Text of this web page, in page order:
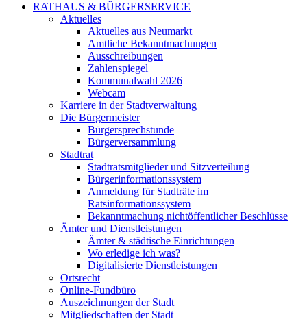
RATHAUS & BÜRGERSERVICE
Aktuelles
Aktuelles aus Neumarkt
Amtliche Bekanntmachungen
Ausschreibungen
Zahlenspiegel
Kommunalwahl 2026
Webcam
Karriere in der Stadtverwaltung
Die Bürgermeister
Bürgersprechstunde
Bürgerversammlung
Stadtrat
Stadtratsmitglieder und Sitzverteilung
Bürgerinformationssystem
Anmeldung für Stadträte im
Ratsinformationssystem
Bekanntmachung nichtöffentlicher Beschlüsse
Ämter und Dienstleistungen
Ämter & städtische Einrichtungen
Wo erledige ich was?
Digitalisierte Dienstleistungen
Ortsrecht
Online-Fundbüro
Auszeichnungen der Stadt
Mitgliedschaften der Stadt